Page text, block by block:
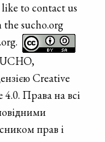
to contact us
sucho.org
Creative
Права на всі
прав і